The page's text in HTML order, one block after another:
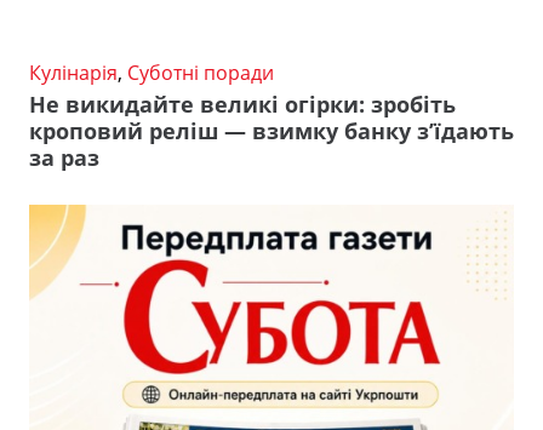
Кулінарія, Суботні поради
Не викидайте великі огірки: зробіть
кроповий реліш — взимку банку з’їдають
за раз